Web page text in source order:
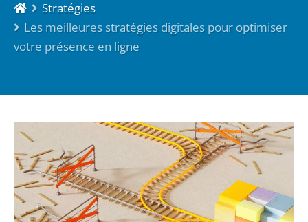
Stratégies
Les meilleures stratégies digitales pour optimiser
votre présence en ligne